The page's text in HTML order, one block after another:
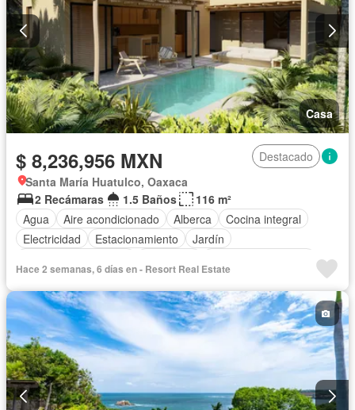
Casa
$ 8,236,956 MXN
Destacado
Santa María Huatulco, Oaxaca
2 Recámaras
1.5 Baños
116 m²
Agua
Aire acondicionado Alberca
Cocina integral
Electricidad
Estacionamiento
Jardín
Wifi
Sin amueblar
Hace 2 semanas, 6 días en - Resort Real Estate